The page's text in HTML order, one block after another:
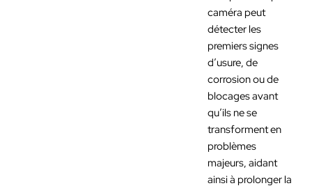
caméra peut
détecter les
premiers signes
d’usure, de
corrosion ou de
blocages avant
qu’ils ne se
transforment en
problèmes
majeurs, aidant
ainsi à prolonger la